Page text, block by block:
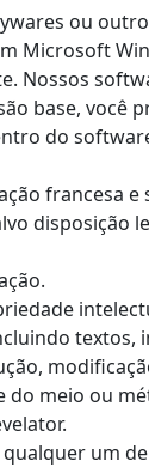
ou
Microsoft
Nossos
base, você
do
francesa
disposição
textos,
meio ou
um